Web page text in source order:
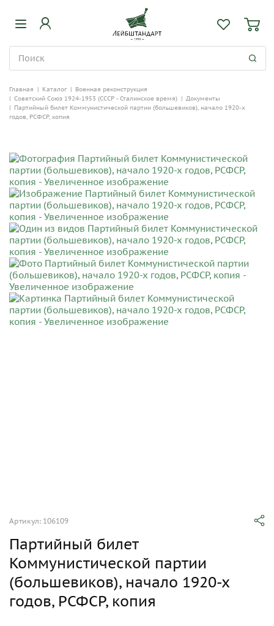
Главная | Каталог | Военная реконструкция
| Советский Союз 1924-1953 (СССР - Сталинское время) | Документы
| Партийный билет Коммунистической партии (большевиков), начало 1920-х
годов, РСФСР, копия
Артикул: 106109
Партийный билет
Коммунистической партии
(большевиков), начало 1920-х
годов, РСФСР, копия